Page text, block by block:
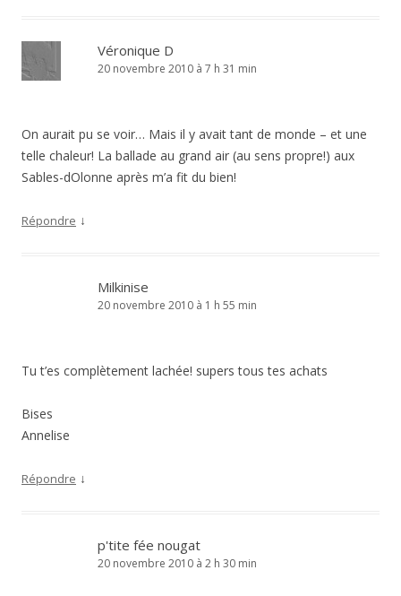
Véronique D
20 novembre 2010 à 7 h 31 min
On aurait pu se voir… Mais il y avait tant de monde – et une
telle chaleur! La ballade au grand air (au sens propre!) aux
Sables-dOlonne après m’a fit du bien!
Répondre ↓
Milkinise
20 novembre 2010 à 1 h 55 min
Tu t’es complètement lachée! supers tous tes achats
Bises
Annelise
Répondre ↓
p'tite fée nougat
20 novembre 2010 à 2 h 30 min